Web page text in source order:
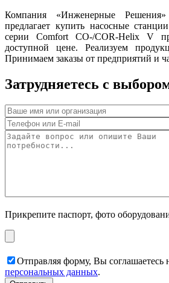
Компания «Инженерные
предлагает купить насосные
серии Comfort CO-/COR-Helix V
доступной цене. Реализуем
Принимаем заказы от предприятий и
Затрудняетесь с
Прикрепите паспорт, фото
Отправляя форму, Вы соглашаетесь
персональных данных.